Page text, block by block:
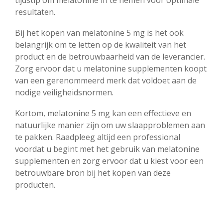
resultaten.
Bij het kopen van melatonine 5 mg is het ook
belangrijk om te letten op de kwaliteit van het
product en de betrouwbaarheid van de leverancier.
Zorg ervoor dat u melatonine supplementen koopt
van een gerenommeerd merk dat voldoet aan de
nodige veiligheidsnormen.
Kortom, melatonine 5 mg kan een effectieve en
natuurlijke manier zijn om uw slaapproblemen aan
te pakken. Raadpleeg altijd een professional
voordat u begint met het gebruik van melatonine
supplementen en zorg ervoor dat u kiest voor een
betrouwbare bron bij het kopen van deze
producten.